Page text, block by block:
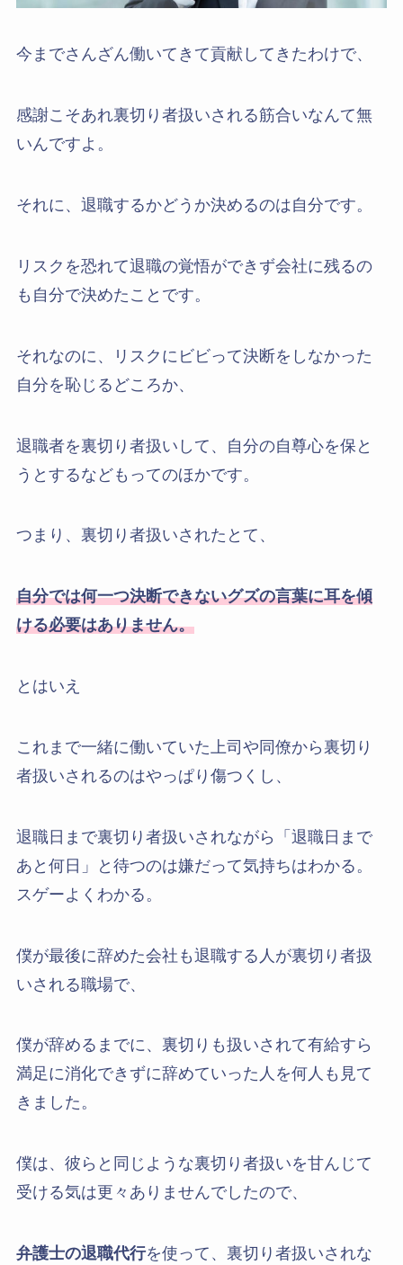
今までさんざん働いてきて貢献してきたわけで、
感謝こそあれ裏切り者扱いされる筋合いなんて無
いんですよ。
それに、退職するかどうか決めるのは自分です。
リスクを恐れて退職の覚悟ができず会社に残るの
も自分で決めたことです。
それなのに、リスクにビビって決断をしなかった
自分を恥じるどころか、
退職者を裏切り者扱いして、自分の自尊心を保と
うとするなどもってのほかです。
つまり、裏切り者扱いされたとて、
自分では何一つ決断できないグズの言葉に耳を傾
ける必要はありません。
とはいえ
これまで一緒に働いていた上司や同僚から裏切り
者扱いされるのはやっぱり傷つくし、
退職日まで裏切り者扱いされながら「退職日まで
あと何日」と待つのは嫌だって気持ちはわかる。
スゲーよくわかる。
僕が最後に辞めた会社も退職する人が裏切り者扱
いされる職場で、
僕が辞めるまでに、裏切りも扱いされて有給すら
満足に消化できずに辞めていった人を何人も見て
きました。
僕は、彼らと同じような裏切り者扱いを甘んじて
受ける気は更々ありませんでしたので、
弁護士の退職代行を使って、裏切り者扱いされな